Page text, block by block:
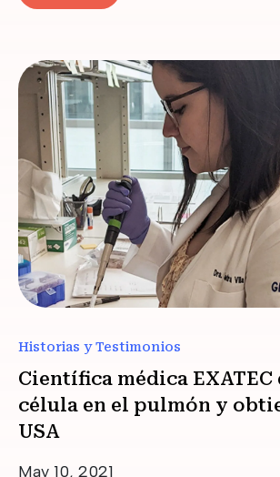
Historias y Testimonios
Científica médica EXATEC
célula en el pulmón y
USA
Date
May 10, 2021